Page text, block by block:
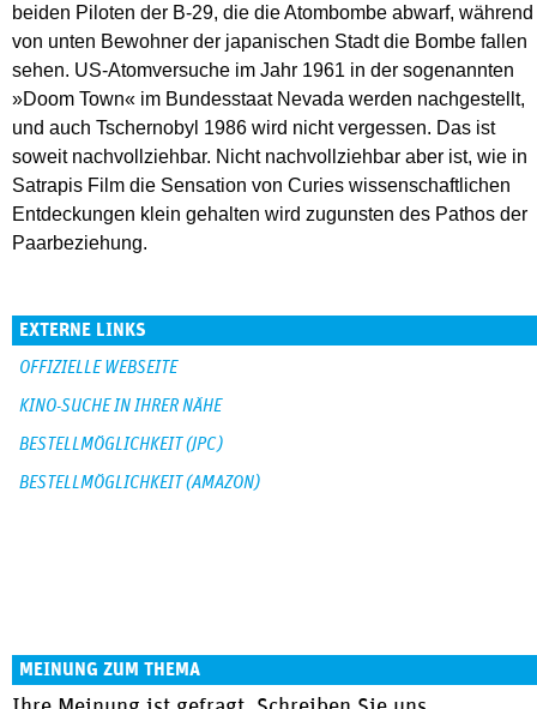
beiden Piloten der B-29, die die Atombombe abwarf, während
von unten Bewohner der japanischen Stadt die Bombe fallen
sehen. US-Atomversuche im Jahr 1961 in der sogenannten
»Doom Town« im Bundesstaat Nevada werden nachgestellt,
und auch Tschernobyl 1986 wird nicht vergessen. Das ist
soweit nachvollziehbar. Nicht nachvollziehbar aber ist, wie in
Satrapis Film die Sensation von Curies wissenschaftlichen
Entdeckungen klein gehalten wird zugunsten des Pathos der
Paarbeziehung.
EXTERNE LINKS
OFFIZIELLE WEBSEITE
KINO-SUCHE IN IHRER NÄHE
BESTELLMÖGLICHKEIT (JPC)
BESTELLMÖGLICHKEIT (AMAZON)
MEINUNG ZUM THEMA